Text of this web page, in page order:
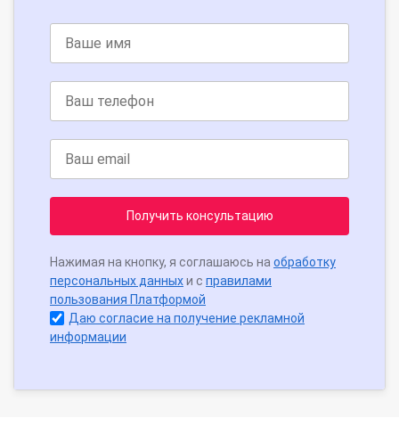
Получить консультацию
Нажимая на кнопку, я соглашаюсь на обработку
персональных данныхи с правилами
пользования Платформой
Даю согласие на получение рекламной
информации